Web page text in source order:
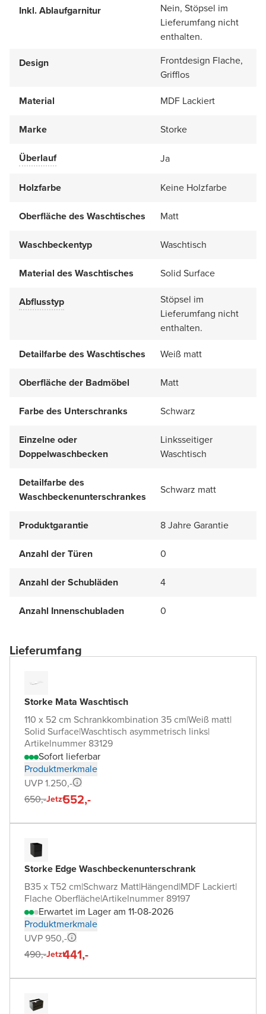
Inkl. Ablaufgarnitur
Nein, Stöpsel im
Lieferumfang nicht
enthalten.
Design
Frontdesign Flache,
Grifflos
Material
MDF Lackiert
Marke Storke
Überlauf Ja
Holzfarbe Keine Holzfarbe
Oberfläche des Waschtisches Matt
Waschbeckentyp Waschtisch
Material des Waschtisches Solid Surface
Abflusstyp
Stöpsel im
Lieferumfang nicht
enthalten.
Detailfarbe des Waschtisches
Weiß matt
Oberfläche der Badmöbel Matt
Farbe des Unterschranks Schwarz
Einzelne oder
Doppelwaschbecken
Linksseitiger
Waschtisch
Detailfarbe des
Waschbeckenunterschrankes
Schwarz matt
Produktgarantie 8 Jahre Garantie
Anzahl der Türen 0
Anzahl der Schubläden 4
Anzahl Innenschubladen 0
Lieferumfang
Storke Mata Waschtisch
110 x 52 cm Schrankkombination 35 cm|Weiß matt|
Solid Surface|Waschtisch asymmetrisch links|
Artikelnummer 83129
Sofort lieferbar
Produktmerkmale
UVP 1.250,-
650,-Jetzt552,-
Storke Edge Waschbeckenunterschrank
B35 x T52 cm|Schwarz Matt|Hängend|MDF Lackiert|
Flache Oberfläche|Artikelnummer 89197
Erwartet im Lager am 11-08-2026
Produktmerkmale
UVP 950,-
490,-Jetzt441,-